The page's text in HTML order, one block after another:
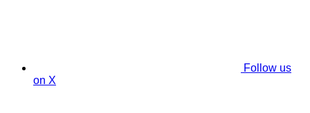
Follow us
on X